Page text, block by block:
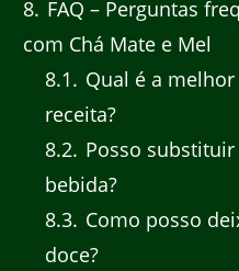
8 FAQ – Perguntas
com Chá Mate e Mel
8.1
Qual é a
receita?
8.2 Posso
bebida?
8.3 Como posso
doce?